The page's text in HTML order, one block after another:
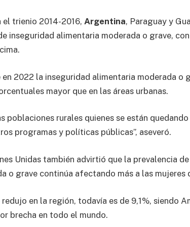
el trienio 2014-2016, Argentina, Paraguay y
inseguridad alimentaria moderada o grave,
2022 la inseguridad alimentaria moderada o
mayor que en las áreas urbanas.
poblaciones rurales quienes se están
programas y políticas públicas”, aseveró.
Unidas también advirtió que la prevalencia
o grave continúa afectando más a las mujeres
en la región, todavía es de 9,1%, siendo
brecha en todo el mundo.